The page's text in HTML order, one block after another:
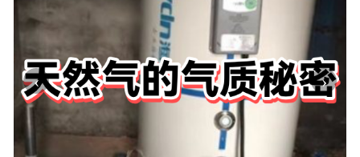
‹ ›